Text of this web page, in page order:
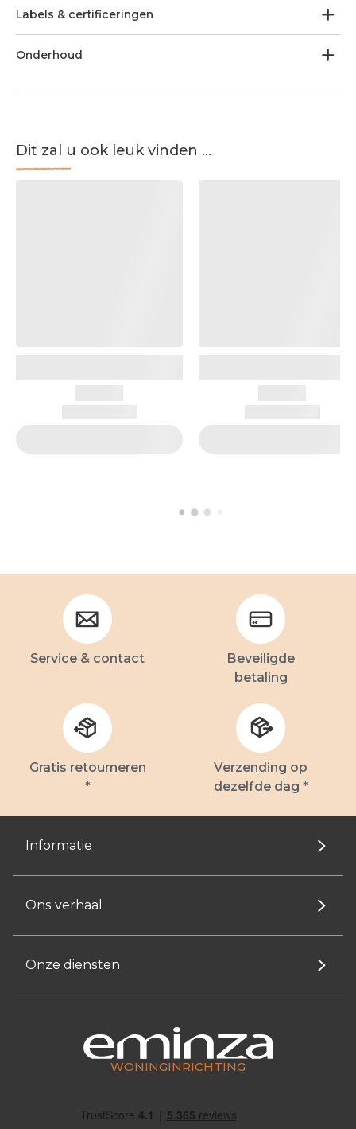
Labels & certificeringen
Onderhoud
Dit zal u ook leuk vinden ...
Service & contact
Beveiligde
betaling
Gratis retourneren
*
Verzending op
dezelfde dag *
Informatie
Ons verhaal
Onze diensten
WONINGINRICHTING